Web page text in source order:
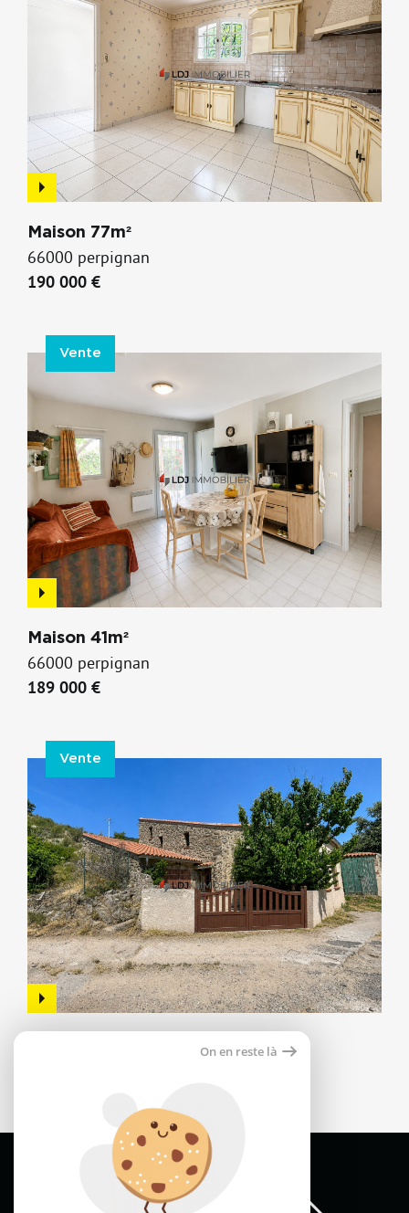
Maison 77m²
66000 perpignan
190 000 €
Vente
Maison 41m²
66000 perpignan
189 000 €
Vente
On en reste là